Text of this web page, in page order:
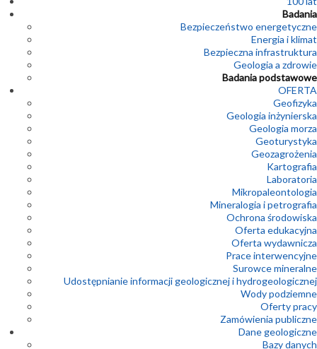
Badania
Bezpieczeństwo energetyczne
Energia i klimat
Bezpieczna infrastruktura
Geologia a zdrowie
Badania podstawowe
OFERTA
Geofizyka
Geologia inżynierska
Geologia morza
Geoturystyka
Geozagrożenia
Kartografia
Laboratoria
Mikropaleontologia
Mineralogia i petrografia
Ochrona środowiska
Oferta edukacyjna
Oferta wydawnicza
Prace interwencyjne
Surowce mineralne
Udostępnianie informacji geologicznej i hydrogeologicznej
Wody podziemne
Oferty pracy
Zamówienia publiczne
Dane geologiczne
Bazy danych